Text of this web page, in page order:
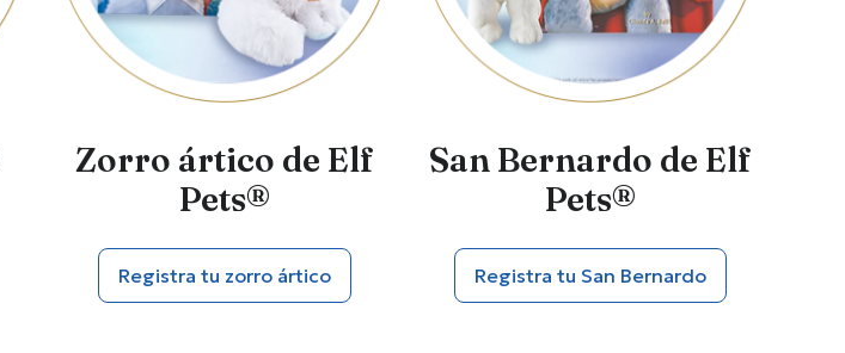
Zorro ártico de Elf
Pets®
Registra tu zorro ártico
San Bernardo de Elf
Pets®
Registra tu San Bernardo